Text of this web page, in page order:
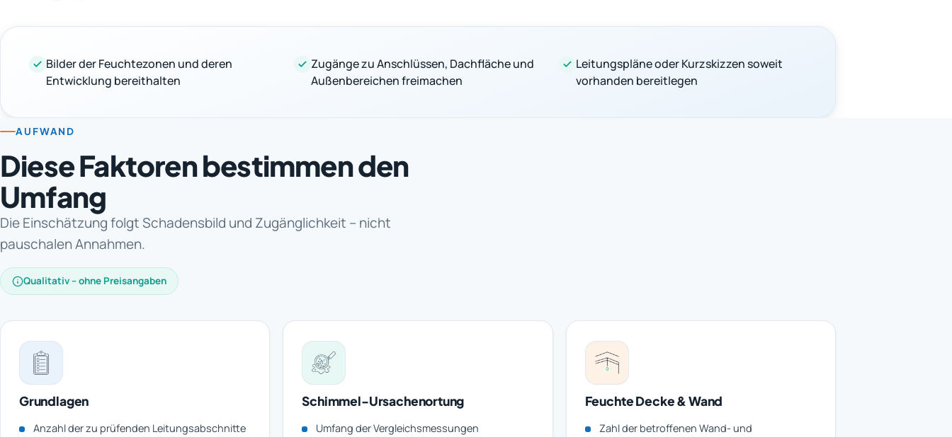
Bilder der Feuchtezonen und deren
Entwicklung bereithalten
Zugänge zu Anschlüssen, Dachfläche und
Außenbereichen freimachen
Leitungspläne oder Kurzskizzen soweit
vorhanden bereitlegen
AUFWAND
Diese Faktoren bestimmen den
Umfang
Die Einschätzung folgt Schadensbild und Zugänglichkeit – nicht
pauschalen Annahmen.
Qualitativ – ohne Preisangaben
Grundlagen
Anzahl der zu prüfenden Leitungsabschnitte
Schimmel-Ursachenortung
Umfang der Vergleichsmessungen
Feuchte Decke & Wand
Zahl der betroffenen Wand- und